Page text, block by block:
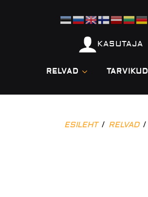
KASUTAJA
RELVAD TARVIKUD
ESILEHT RELVAD